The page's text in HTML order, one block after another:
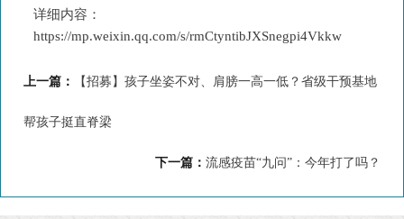
详细内容：
https://mp.weixin.qq.com/s/rmCtyntibJXSnegpi4Vkkw
上一篇： 【招募】孩子坐姿不对、肩膀一高一低？省级干预基地
帮孩子挺直脊梁
下一篇： 流感疫苗“九问”：今年打了吗？